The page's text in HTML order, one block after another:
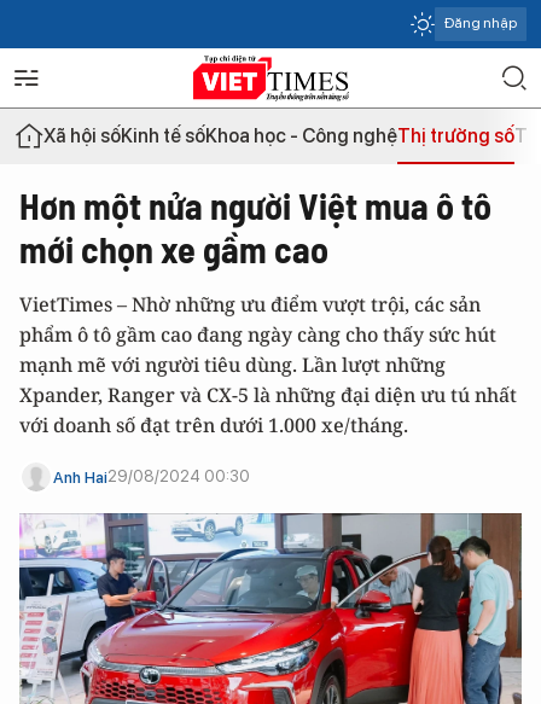
Đăng nhập
Xã hội sốKinh tế sốKhoa học - Công nghệThị trường số
Hơn một nửa người Việt mua ô tô
mới chọn xe gầm cao
VietTimes – Nhờ những ưu điểm vượt trội, các sản
phẩm ô tô gầm cao đang ngày càng cho thấy sức hút
mạnh mẽ với người tiêu dùng. Lần lượt những
Xpander, Ranger và CX-5 là những đại diện ưu tú nhất
với doanh số đạt trên dưới 1.000 xe/tháng.
Anh Hai29/08/2024 00:30